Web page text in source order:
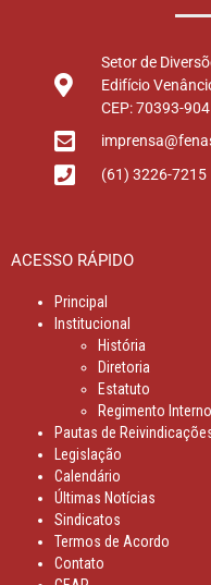
Setor de
Edifício
CEP: 70393-
(61) 3226-7215
ACESSO RÁPIDO
Principal
Institucional
História
Diretoria
Estatuto
Regimento Interno
Pautas de
Legislação
Calendário
Últimas Notícias
Sindicatos
Termos de Acordo
Contato